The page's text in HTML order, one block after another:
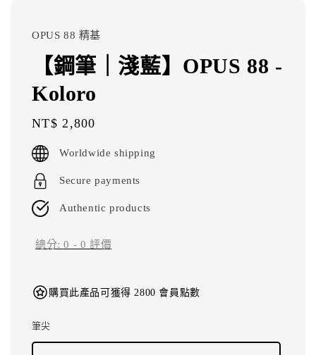
OPUS 88 精基
【鋼筆｜淺藍】OPUS 88 -
Koloro
Regular
price
NT$ 2,800
Worldwide shipping
Secure payments
Authentic products
總分:0 - 0 評價
購買此產品可獲得 2800 會員點數
筆尖